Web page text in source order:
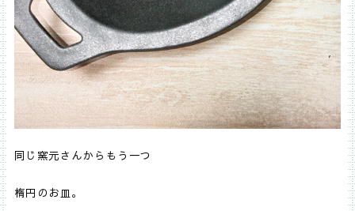
同じ窯元さんからもう一つ
楕円のお皿。